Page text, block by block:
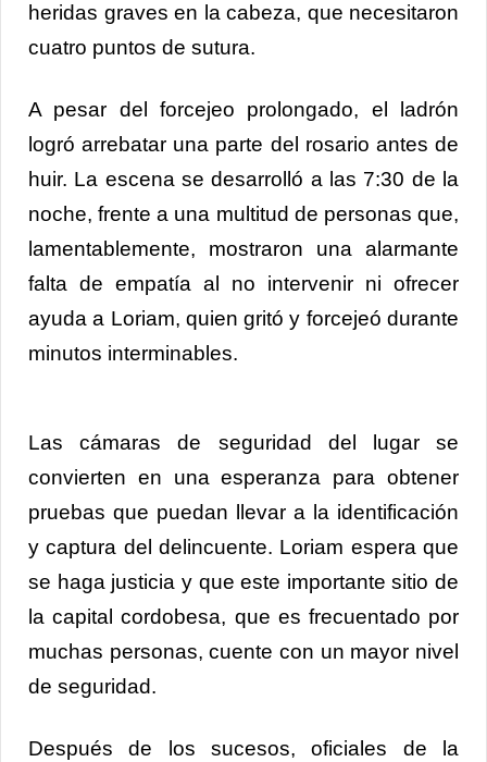
heridas graves en la cabeza, que necesitaron
cuatro puntos de sutura.
A pesar del forcejeo prolongado, el ladrón
logró arrebatar una parte del rosario antes de
huir. La escena se desarrolló a las 7:30 de la
noche, frente a una multitud de personas que,
lamentablemente, mostraron una alarmante
falta de empatía al no intervenir ni ofrecer
ayuda a Loriam, quien gritó y forcejeó durante
minutos interminables.
Las cámaras de seguridad del lugar se
convierten en una esperanza para obtener
pruebas que puedan llevar a la identificación
y captura del delincuente. Loriam espera que
se haga justicia y que este importante sitio de
la capital cordobesa, que es frecuentado por
muchas personas, cuente con un mayor nivel
de seguridad.
Después de los sucesos, oficiales de la